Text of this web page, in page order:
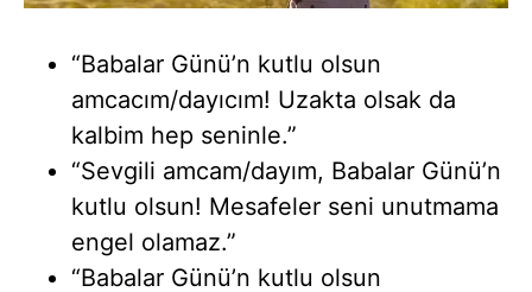
“Babalar Günü’n kutlu olsun
amcacım/dayıcım! Uzakta olsak da
kalbim hep seninle.”
“Sevgili amcam/dayım, Babalar Günü’n
kutlu olsun! Mesafeler seni unutmama
engel olamaz.”
“Babalar Günü’n kutlu olsun